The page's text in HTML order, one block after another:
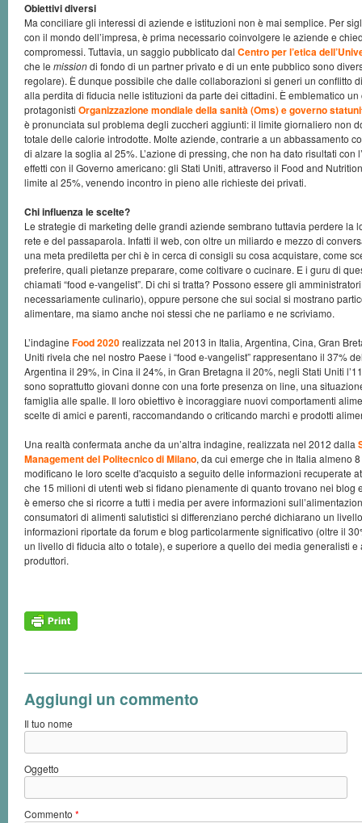
Obiettivi diversi
Ma conciliare gli interessi di aziende e istituzioni non è mai semplice. Per
con il mondo dell’impresa, è prima necessario coinvolgere le aziende e
compromessi. Tuttavia, un saggio pubblicato dal Centro per l’etica
che le missiondi fondo di un partner privato e di un ente pubblico sono
regolare). È dunque possibile che dalle collaborazioni si generi un conflitto
alla perdita di fiducia nelle istituzioni da parte dei cittadini. È emblematico un
protagonisti Organizzazione mondiale della sanità (Oms) e governo
è pronunciata sul problema degli zuccheri aggiunti: il limite giornaliero non
totale delle calorie introdotte. Molte aziende, contrarie a un abbassamento
di alzare la soglia al 25%. L’azione di pressing, che non ha dato risultati con
effetti con il Governo americano: gli Stati Uniti, attraverso il Food and
limite al 25%, venendo incontro in pieno alle richieste dei privati.
Chi influenza le scelte?
Le strategie di marketing delle grandi aziende sembrano tuttavia perdere la
rete e del passaparola. Infatti il web, con oltre un miliardo e mezzo di
una meta prediletta per chi è in cerca di consigli su cosa acquistare, come
preferire, quali pietanze preparare, come coltivare o cucinare. E i guru di
chiamati “food e-vangelist”. Di chi si tratta? Possono essere gli
necessariamente culinario), oppure persone che sui social si mostrano
alimentare, ma siamo anche noi stessi che ne parliamo e ne scriviamo.
L’indagine Food 2020realizzata nel 2013 in Italia, Argentina, Cina, Gran
Uniti rivela che nel nostro Paese i “food e-vangelist” rappresentano il 37%
Argentina il 29%, in Cina il 24%, in Gran Bretagna il 20%, negli Stati Uniti
sono soprattutto giovani donne con una forte presenza on line, una
famiglia alle spalle. Il loro obiettivo è incoraggiare nuovi comportamenti
scelte di amici e parenti, raccomandando o criticando marchi e prodotti
Una realtà confermata anche da un’altra indagine, realizzata nel 2012 dalla
Management del Politecnico di Milano, da cui emerge che in Italia almeno
modificano le loro scelte d'acquisto a seguito delle informazioni recuperate
che 15 milioni di utenti web si fidano pienamente di quanto trovano nei blog
è emerso che si ricorre a tutti i media per avere informazioni
consumatori di alimenti salutistici si differenziano perché dichiarano un
informazioni riportate da forum e blog particolarmente significativo (oltre il
un livello di fiducia alto o totale), e superiore a quello dei media generalisti e
produttori.
Aggiungi un commento
Il tuo nome
Oggetto
Commento *